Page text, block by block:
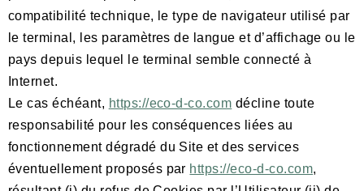
compatibilité technique, le type de navigateur utilisé par
le terminal, les paramètres de langue et d’affichage ou le
pays depuis lequel le terminal semble connecté à
Internet.
Le cas échéant, https://eco-d-co.com décline toute
responsabilité pour les conséquences liées au
fonctionnement dégradé du Site et des services
éventuellement proposés par https://eco-d-co.com,